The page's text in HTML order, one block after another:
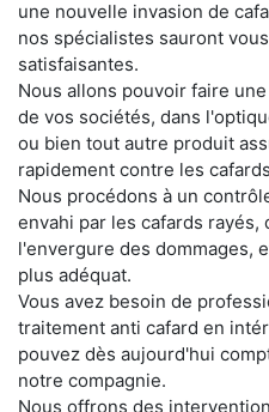
une nouvelle invasion de
nos spécialistes sauront
satisfaisantes.
Nous allons pouvoir faire
de vos sociétés, dans
ou bien tout autre produit
rapidement contre les
Nous procédons à un
envahi par les cafards
l'envergure des dommages,
plus adéquat.
Vous avez besoin de
traitement anti cafard en
pouvez dès aujourd'hui
notre compagnie.
Nous offrons des